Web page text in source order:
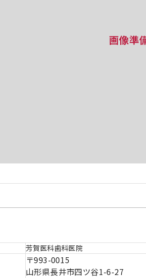
画像準
芳賀医科歯科医院
〒993-0015
山形県長井市四ツ谷1-6-27